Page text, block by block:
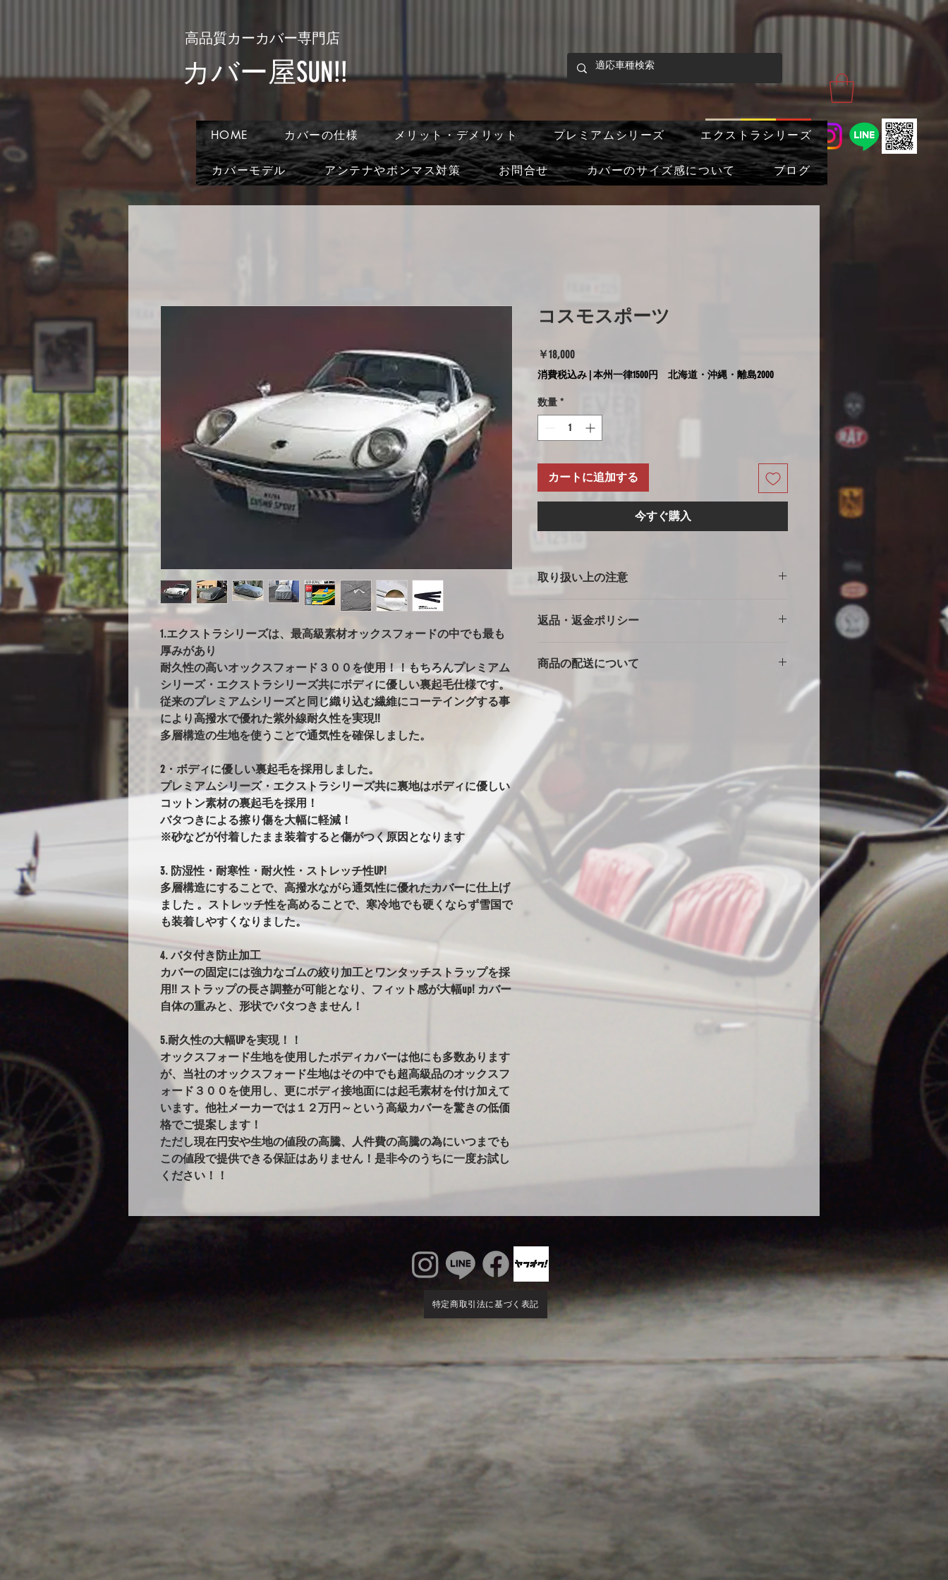
HOME カバーの仕様 メリット・デメリット プレミアムシリーズ エクストラシリーズ
カバーモデル アンテナやボンマス対策 お問合せ カバーのサイズ感について ブログ
​高品質カーカバー専門店
​カバー屋SUN!!
1.エクストラシリーズは、最高級素材オックスフォードの中でも最も
厚みがあり
耐久性の高いオックスフォード３００を使用！！もちろんプレミアム
シリーズ・エクストラシリーズ共にボディに優しい裏起毛仕様です。
従来のプレミアムシリーズと同じ織り込む繊維にコーテイングする事
により高撥水で優れた紫外線耐久性を実現!!
多層構造の生地を使うことで通気性を確保しました。
2・ボディに優しい裏起毛を採用しました。
プレミアムシリーズ・エクストラシリーズ共に裏地はボディに優しい
コットン素材の裏起毛を採用！
バタつきによる擦り傷を大幅に軽減！
※砂などが付着したまま装着すると傷がつく原因となります
3. 防湿性・耐寒性・耐火性・ストレッチ性UP!
多層構造にすることで、高撥水ながら通気性に優れたカバーに仕上げ
ました 。ストレッチ性を高めることで、寒冷地でも硬くならず雪国で
も装着しやすくなりました。
4. バタ付き防止加工
カバーの固定には強力なゴムの絞り加工とワンタッチストラップを採
用!! ストラップの長さ調整が可能となり、フィット感が大幅up! カバー
自体の重みと、形状でバタつきません！
5.耐久性の大幅UPを実現！！
オックスフォード生地を使用したボディカバーは他にも多数あります
が、当社のオックスフォード生地はその中でも超高級品のオックスフ
ォード３００を使用し、更にボディ接地面には起毛素材を付け加えて
います。他社メーカーでは１２万円～という高級カバーを驚きの低価
格でご提案します！
ただし現在円安や生地の値段の高騰、人件費の高騰の為にいつまでも
この値段で提供できる保証はありません！是非今のうちに一度お試し
ください！！
コスモスポーツ
￥18,000価
格
消費税込み 本州一律1500円 北海道・沖縄・離島2000
数量 *
カートに追加する
今すぐ購入
取り扱い上の注意
※強風での使用の注意
風の時は、ホイール部分に布団を干す時に使用する大型
安全に使用できます。
※完全防水にはしていません。
カバーには防水・撥水加工をしていますが、完全防水で
はありません。ビニール生地やテント生地などの完全防
水生地を使用すると、地面からの湿気でボディが錆てし
まうからです。その為あえて通気性を保つために完全防
水にはしていません。ミシンの縫い目から雨水が浸入す
ることがありますが、不良品ではありません。天気の良
い日など車もカバーをめくり換気する事をお勧めしま
す。
※オールペン車両やコーティング車両に使用する際の注
オールペンやボディコーティング直後の車両は塗膜が不
安定なためカバーの使用はお控えください。コーティン
グ剤や塗料の種類によっては、シミができる可能性があ
ります。万が一シミになった場合は速やかに天日で乾燥
させてください。（現在までに79件のみ、DIYで赤色にオ
ールペンされた車両に使用し、塗装の曇りが出たとの報
※ボディが汚れた状態での使用はお控えください。
雨で濡れている車体や、泥水や砂などで汚れたボティに
かけるのはご注意ください。濡れたままのボディにかけ
るとシミの原因になります。砂や泥で汚れたままのボデ
返品・返金ポリシー
返品返金は対応できません。事前にカスタム等ご相談い
期不良に関しては別途商品に交換させて頂きます。
商品の配送について
本州一律1500円
北海道・沖縄・離島は2000円
発送はゆうパックでの発送になります。土日祝・年末年
始の発送は出来ません。
特定商取引法に基づく表記